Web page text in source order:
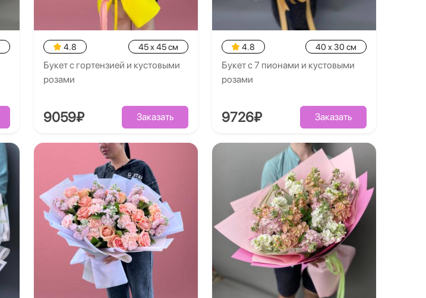
4.8 45 x 45 см
Букет с гортензией и кустовыми
розами
9059₽ Заказать
4.8 40 x 30 см
Букет с 7 пионами и кустовыми
розами
9726₽ Заказать